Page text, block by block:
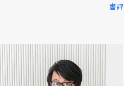
書評